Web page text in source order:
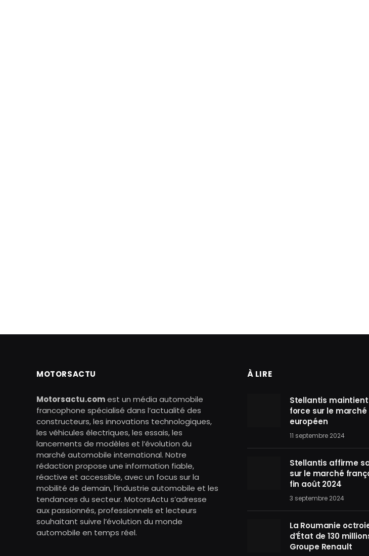
MOTORSACTU
Motorsactu.comest un média automobile
francophone spécialisé dans l’actualité des
constructeurs, les innovations technologiques,
les véhicules électriques, les essais, les
lancements de modèles et l’évolution du
marché automobile international. Notre
rédaction propose une information fiable,
réactive et accessible, avec un focus sur la
mobilité de demain, l’industrie automobile et les
tendances du secteur. MotorsActu s’adresse
aux passionnés, professionnels et lecteurs
souhaitant suivre l’évolution du monde
automobile en temps réel.
À LIRE
Stellantis
force sur le
européen
11 septembre 2024
Stellantis affirme
sur le marché
fin août 2024
3 septembre 2024
La Roumanie
d’État de 130
Groupe Renault